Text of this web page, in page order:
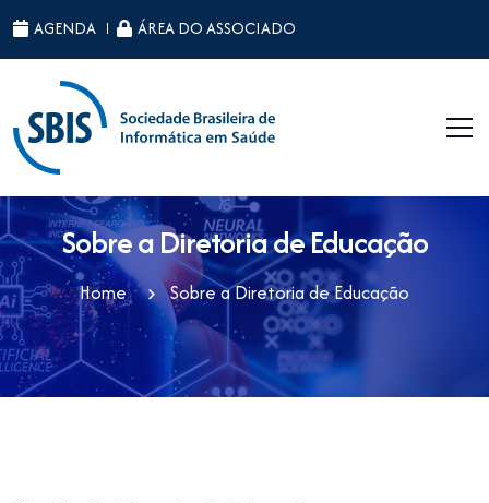
AGENDA ÁREA DO ASSOCIADO
ID da página raiz: 47
Sobre a Diretoria de Educação
Home Sobre a Diretoria de Educação